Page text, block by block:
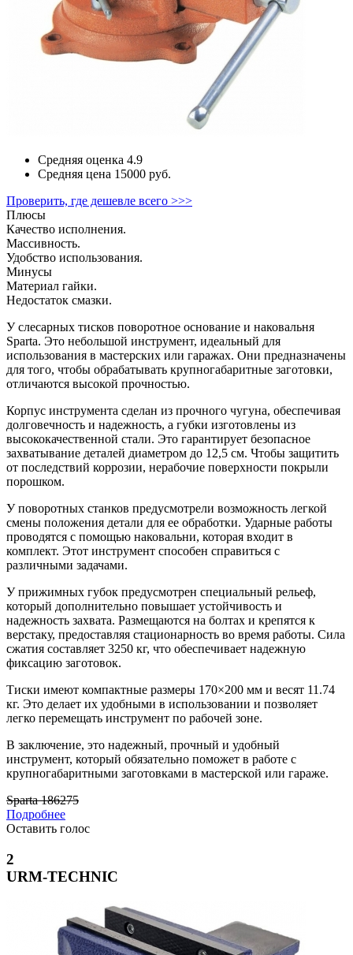
Средняя оценка 4.9
Средняя цена 15000 руб.
Проверить, где дешевле всего >>>
Плюсы
Качество исполнения.
Массивность.
Удобство использования.
Минусы
Материал гайки.
Недостаток смазки.
У слесарных тисков поворотное основание и наковальня
Sparta. Это небольшой инструмент, идеальный для
использования в мастерских или гаражах. Они предназначены
для того, чтобы обрабатывать крупногабаритные заготовки,
отличаются высокой прочностью.
Корпус инструмента сделан из прочного чугуна, обеспечивая
долговечность и надежность, а губки изготовлены из
высококачественной стали. Это гарантирует безопасное
захватывание деталей диаметром до 12,5 см. Чтобы защитить
от последствий коррозии, нерабочие поверхности покрыли
порошком.
У поворотных станков предусмотрели возможность легкой
смены положения детали для ее обработки. Ударные работы
проводятся с помощью наковальни, которая входит в
комплект. Этот инструмент способен справиться с
различными задачами.
У прижимных губок предусмотрен специальный рельеф,
который дополнительно повышает устойчивость и
надежность захвата. Размещаются на болтах и крепятся к
верстаку, предоставляя стационарность во время работы. Сила
сжатия составляет 3250 кг, что обеспечивает надежную
фиксацию заготовок.
Тиски имеют компактные размеры 170×200 мм и весят 11.74
кг. Это делает их удобными в использовании и позволяет
легко перемещать инструмент по рабочей зоне.
В заключение, это надежный, прочный и удобный
инструмент, который обязательно поможет в работе с
крупногабаритными заготовками в мастерской или гараже.
Sparta 186275
Подробнее
Оставить голос
2
URM-TECHNIC